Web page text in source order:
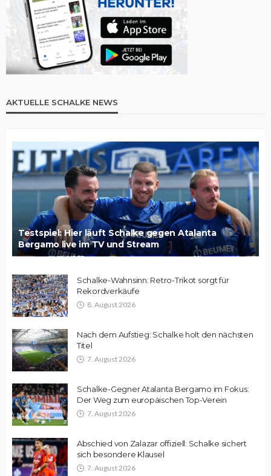
AKTUELLE SCHALKE NEWS
Testspiel: Hier läuft Schalke gegen Atalanta
Bergamo live im TV und Stream
Schalke-Wahnsinn: Retro-Trikot sorgt für
Rekordverkäufe
8. August 2026
Nach dem Aufstieg: Schalke holt den nächsten
Titel
7. August 2026
Schalke-Gegner Atalanta Bergamo im Fokus:
Der Weg zum europäischen Top-Verein
7. August 2026
Abschied von Zalazar offiziell: Schalke sichert
sich besondere Klausel
7. August 2026